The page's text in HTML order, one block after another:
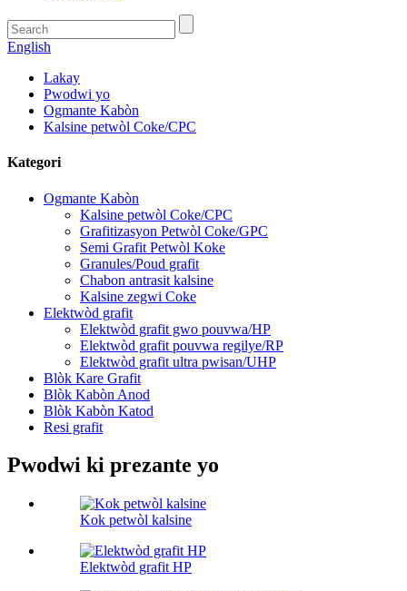
English
Lakay
Pwodwi yo
Ogmante Kabòn
Kalsine petwòl Coke/CPC
Kategori
Ogmante Kabòn
Kalsine petwòl Coke/CPC
Grafitizasyon Petwòl Coke/GPC
Semi Grafit Petwòl Koke
Granules/Poud grafit
Chabon antrasit kalsine
Kalsine zegwi Coke
Elektwòd grafit
Elektwòd grafit gwo pouvwa/HP
Elektwòd grafit pouvwa regilye/RP
Elektwòd grafit ultra pwisan/UHP
Blòk Kare Grafit
Blòk Kabòn Anod
Blòk Kabòn Katod
Resi grafit
Pwodwi ki prezante yo
Kok petwòl kalsine
Elektwòd grafit HP